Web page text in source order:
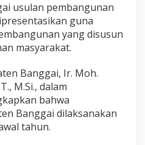
usulan pembangunan
guna
yang disusun
masyarakat.
Banggai, Ir. Moh.
M.Si., dalam
bahwa
Banggai dilaksanakan
tahun.